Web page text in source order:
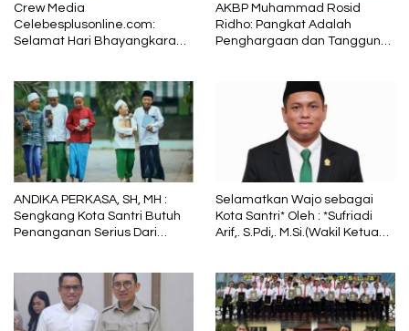
Crew Media
Celebesplusonline.com:
Selamat Hari Bhayangkara
dalam Sunyi dan Terang
AKBP Muhammad Rosid
Ridho: Pangkat Adalah
Penghargaan dan Tanggung
ANDIKA PERKASA, SH, MH :
Sengkang Kota Santri Butuh
Penanganan Serius Dari
Selamatkan Wajo sebagai
Kota Santri* Oleh : *Sufriadi
Arif,. S.Pdi,. M.Si.(Wakil Ketua